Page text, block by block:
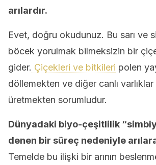
arılardır.
Evet, doğru okudunuz. Bu sarı ve
böcek yorulmak bilmeksizin bir
gider. Çiçekleri ve bitkileri polen
döllemekten ve diğer canlı
üretmekten sorumludur.
Dünyadaki biyo-çeşitlilik
denen bir süreç nedeniyle arılara
Temelde bu ilişki bir arının